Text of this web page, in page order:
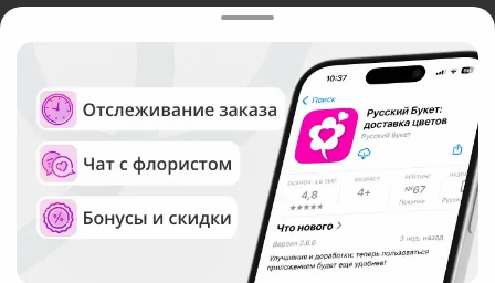
Валюта:
Служба круглосуточной доставки цветов в Самаре
Русский Букет, 2026
Общество с ограниченной ответственностью «Технология»
ОГРН: 1195476081745, ИНН: 5410081997
Юридический адрес: г. Новосибирск, ул. Ипподромская,